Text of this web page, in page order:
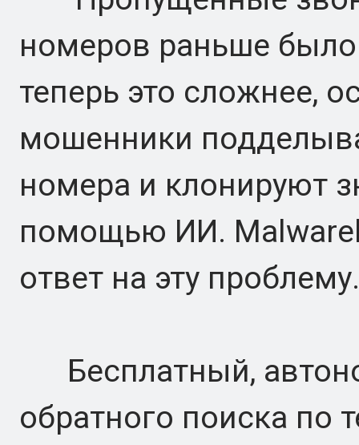
номеров раньше было
теперь это сложнее,
мошенники
номера и клонируют
помощью ИИ.
ответ на эту проблему.
Бесплатный,
обратного поиска по